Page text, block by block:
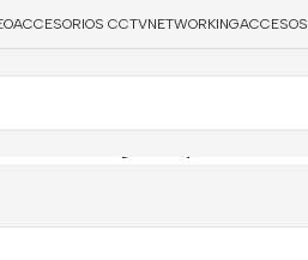
ACCESORIOS CCTVNETWORKINGACCESOS